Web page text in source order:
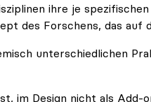
ihre je
des Forschens, das auf
unterschiedlichen
im Design nicht als Add-